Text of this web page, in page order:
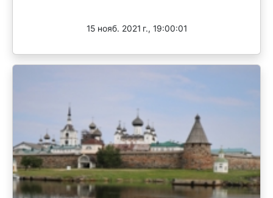
15 нояб. 2021 г., 19:00:01